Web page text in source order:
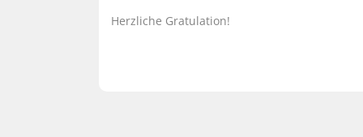
Herzliche Gratulation!